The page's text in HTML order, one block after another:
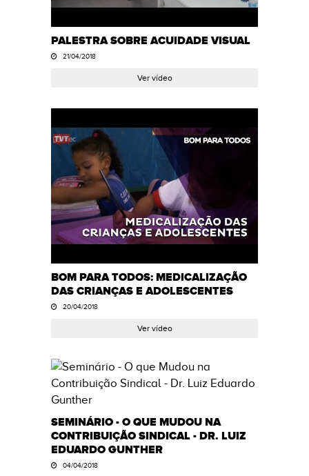
PALESTRA SOBRE ACUIDADE VISUAL
21/04/2018
Ver vídeo
BOM PARA TODOS: MEDICALIZAÇÃO
DAS CRIANÇAS E ADOLESCENTES
20/04/2018
Ver vídeo
SEMINÁRIO - O QUE MUDOU NA
CONTRIBUIÇÃO SINDICAL - DR. LUIZ
EDUARDO GUNTHER
04/04/2018